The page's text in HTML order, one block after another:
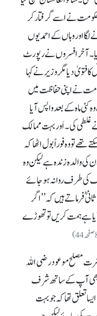
نے اسے گرفتار کر
لگا اور وہاں کے احمدیوں
آخر افسروں نے رپورٹ
فتویٰ دیا مگر وزیر نے کہا
نے اپنی حفاظت میں
کئی ماہ کے بعد واپس آیا
غلطی کی۔ اَور بہت ممالک
تھے تو وہ فوراً بول اٹھا کہ
والدہ زندہ ہے لیکن وہ
کی طرف روانہ ہو جائے
فرماتے ہیں کہ ’’اگر
ہے ہمت کریں تو تھوڑے
مصلح موعود رضی اللہ
بھی آپ کے ساتھ شرف
تعلق تھا کہ جو بہت